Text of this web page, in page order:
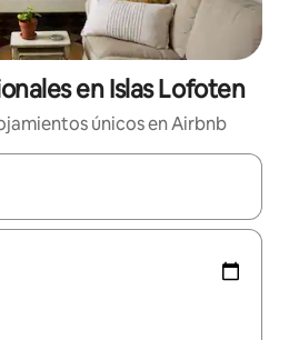
en Islas Lofoten
únicos en Airbnb
disponibles, navega con las